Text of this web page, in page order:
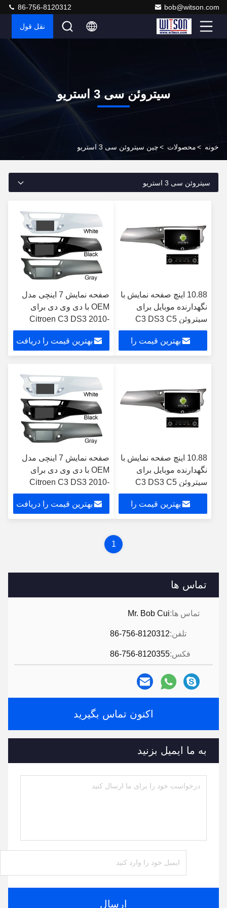
bob@witson.com
86-756-8120312
نقل قول
سیتروئن سی 3 استریو
خونه >محصولات >چین سیتروئن سی 3 استریو
تماس ها
تماس ها:Mr. Bob Cui
تلفن:86-756-8120312
فکس:86-756-8120355
اکنون تماس بگیرید
به ما ایمیل بزنید
ارسال
سیتروئن سی 3 استریو
10.88 اینچ صفحه نمایش با
نگهدارنده موبایل برای
سیتروئن C3 DS3 C5
2009-2017 پخش کننده
استریو مولتی مدیا خودرو
GPS CarPlay
بهترین قیمت را
صفحه نمایش 7 اینچی مدل
OEM با دی وی دی برای
Citroen C3 DS3 2010-
2016 اندروید استریو ماشین
کار پلیربهترین قیمت را دریافت
10.88 اینچ صفحه نمایش با
نگهدارنده موبایل برای
سیتروئن C3 DS3 C5
2009-2017 پخش کننده
استریو مولتی مدیا خودرو
GPS CarPlay
بهترین قیمت را
صفحه نمایش 7 اینچی مدل
OEM با دی وی دی برای
Citroen C3 DS3 2010-
2016 اندروید استریو ماشین
کار پلیربهترین قیمت را دریافت
1